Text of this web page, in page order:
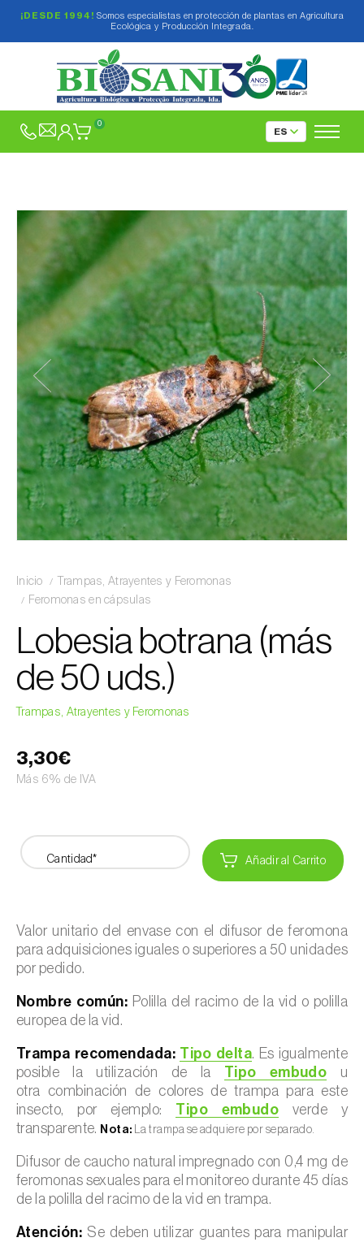
¡DESDE 1994! Somos especialistas en protección de plantas en Agricultura
Ecológica y Producción Integrada.
0
Inicio
Trampas, Atrayentes y Feromonas
Feromonas en cápsulas
Lobesia botrana (más
de 50 uds.)
Trampas, Atrayentes y Feromonas
3,30€
Más 6% de IVA
Cantidad* Añadir al Carrito
Valor unitario del envase con el difusor de feromona
para adquisiciones iguales o superiores a 50 unidades
por pedido.
Nombre común: Polilla del racimo de la vid o polilla
europea de la vid.
Trampa recomendada: Tipo delta. Es igualmente
posible la utilización de la Tipo embudo u
otra combinación de colores de trampa para este
insecto, por ejemplo: Tipo embudo verde y
transparente. Nota: La trampa se adquiere por separado.
Difusor de caucho natural impregnado con 0,4 mg de
feromonas sexuales para el monitoreo durante 45 días
de la polilla del racimo de la vid en trampa.
Atención: Se deben utilizar guantes para manipular